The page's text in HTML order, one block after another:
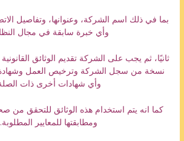
بما في ذلك اسم الشركة، وعنوانها، وتفاصيل
وأي خبرة سابقة في مجال
ثانيًا، ثم يجب على الشركة تقديم الوثائق
نسخة من سجل الشركة وترخيص العمل وشهادة
وأي شهادات أخرى ذات
كما انه يتم استخدام هذه الوثائق للتحقق من
ومطابقتها للمعايير المطلوبة.